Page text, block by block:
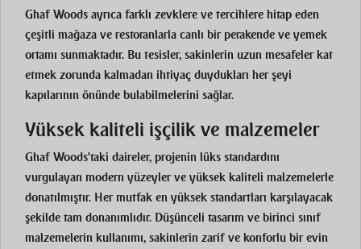
Ghaf Woods ayrıca farklı zevklere ve tercihlere hitap eden
çeşitli mağaza ve restoranlarla canlı bir perakende ve yemek
ortamı sunmaktadır. Bu tesisler, sakinlerin uzun mesafeler kat
etmek zorunda kalmadan ihtiyaç duydukları her şeyi
kapılarının önünde bulabilmelerini sağlar.
Yüksek kaliteli işçilik ve malzemeler
Ghaf Woods'taki daireler, projenin lüks standardını
vurgulayan modern yüzeyler ve yüksek kaliteli malzemelerle
donatılmıştır. Her mutfak en yüksek standartları karşılayacak
şekilde tam donanımlıdır. Düşünceli tasarım ve birinci sınıf
malzemelerin kullanımı, sakinlerin zarif ve konforlu bir evin